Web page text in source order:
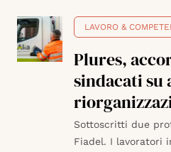
LAVORO &
Plures,
sindacati su
Sottoscritti due
Fiadel. I lavoratori